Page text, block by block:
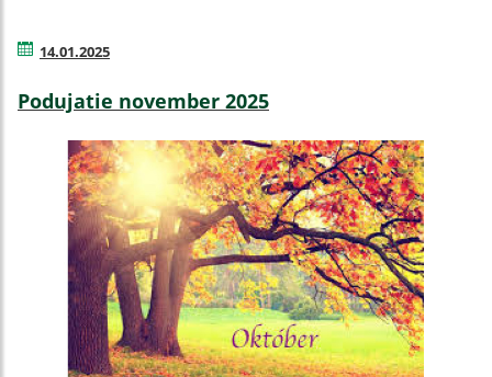
14.01.2025
Podujatie november 2025